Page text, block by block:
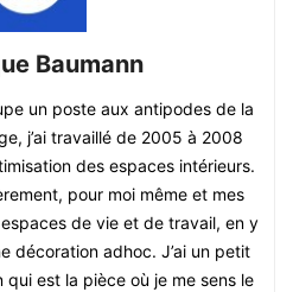
Baumann
un poste aux antipodes de la
j’ai travaillé de 2005 à 2008
des espaces intérieurs.
pour moi même et mes
de vie et de travail, en y
décoration adhoc. J’ai un petit
est la pièce où je me sens le